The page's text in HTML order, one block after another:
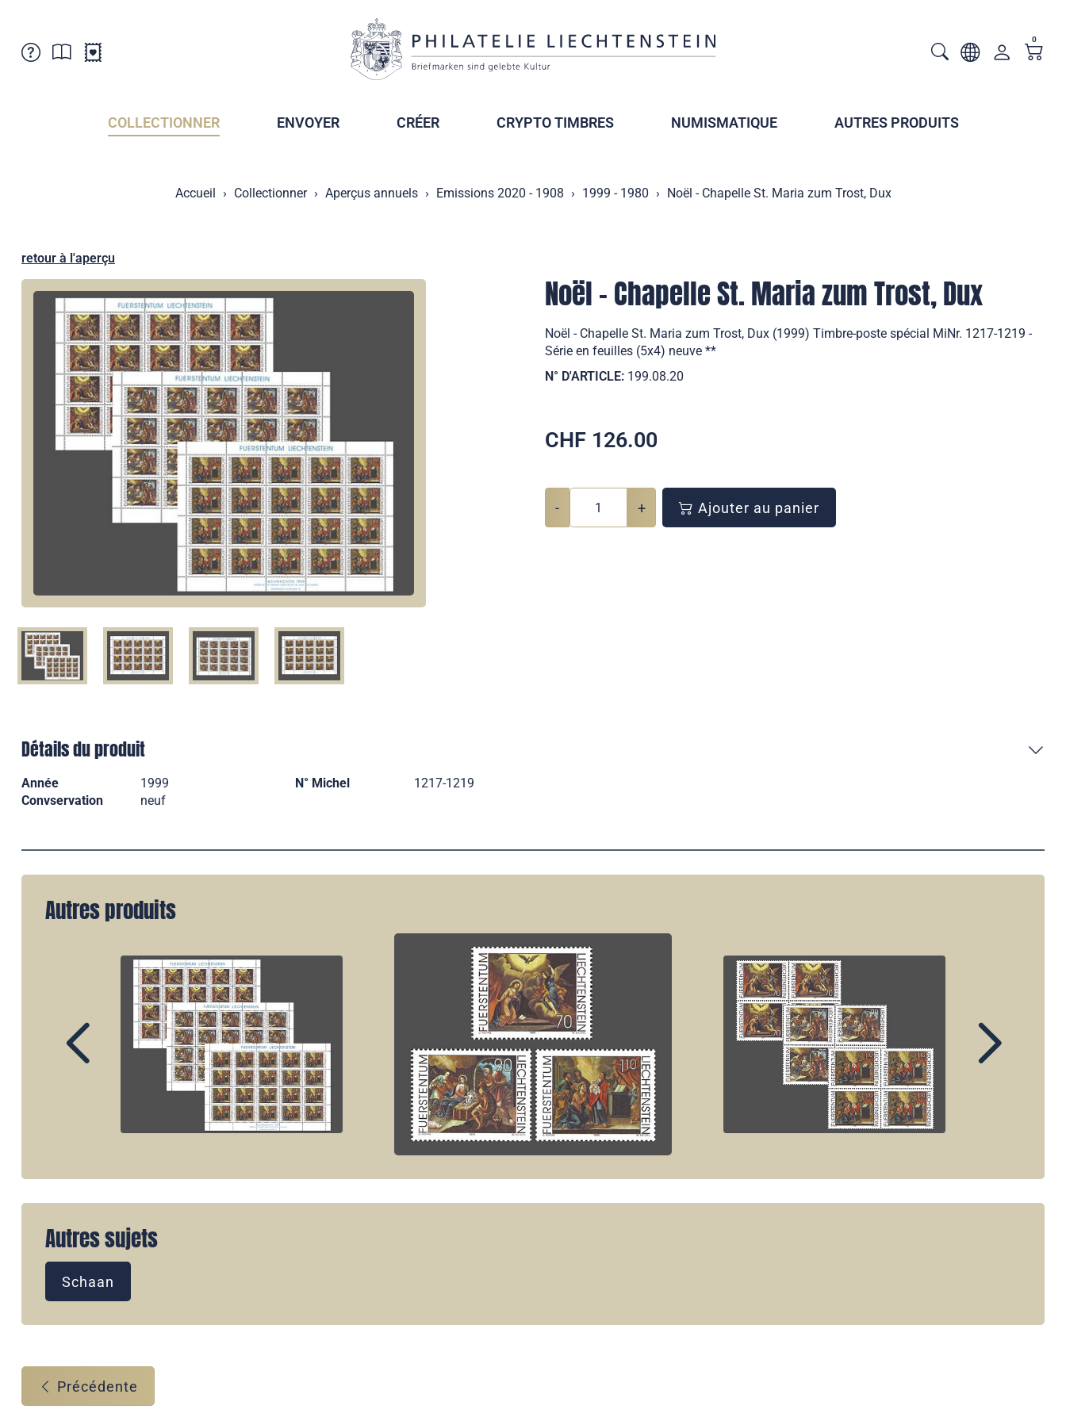
Points de vente
Sociétés de collectionneurs
Abonnement
Archives des timbrage
0
COLLECTIONNER ENVOYER CRÉER CRYPTO TIMBRES NUMISMATIQUE AUTRES PRODUITS
Accueil Collectionner Aperçus annuels Emissions 2020 - 1908 1999 - 1980 Noël - Chapelle St. Maria zum Trost, Dux
retour à l'aperçu
Noël - Chapelle St. Maria zum Trost, Dux
Noël - Chapelle St. Maria zum Trost, Dux (1999) Timbre-poste spécial MiNr. 1217-1219 -
Série en feuilles (5x4) neuve **
N° D'ARTICLE: 199.08.20
CHF 126.00
- + Ajouter au panier
Détails du produit
Année 1999 N° Michel
1217-1219
Convservation
neuf
Autres produits
Autres sujets
Schaan
Précédente